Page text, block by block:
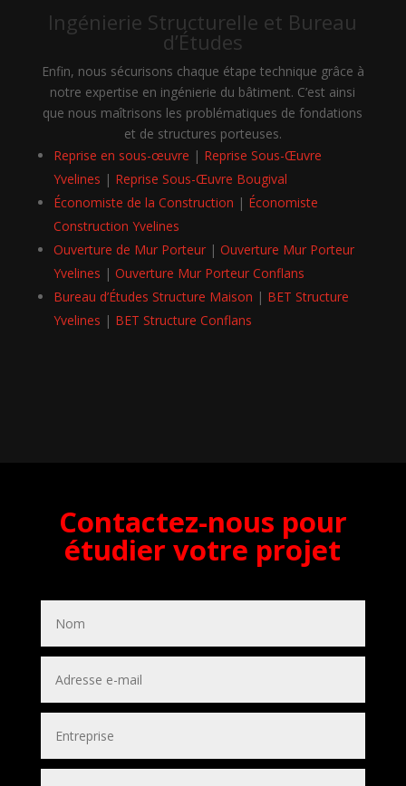
Ingénierie Structurelle et Bureau
d’Études
Enfin, nous sécurisons chaque étape technique grâce à
notre expertise en ingénierie du bâtiment. C’est ainsi
que nous maîtrisons les problématiques de fondations
et de structures porteuses.
Reprise en sous-œuvre | Reprise Sous-Œuvre
Yvelines | Reprise Sous-Œuvre Bougival
Économiste de la Construction | Économiste
Construction Yvelines
Ouverture de Mur Porteur| Ouverture Mur Porteur
Yvelines | Ouverture Mur Porteur Conflans
Bureau d’Études Structure Maison | BET Structure
Yvelines | BET Structure Conflans
Contactez-nous pour
étudier votre projet